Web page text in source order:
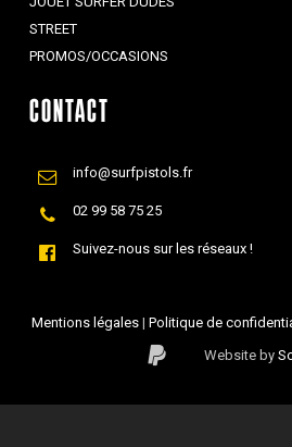
STREET
PROMOS/OCCASIONS
CONTACT
info@surfpistols.fr
02 99 58 75 25
Suivez-nous sur les réseaux !
Mentions légales|Politique de
Website by